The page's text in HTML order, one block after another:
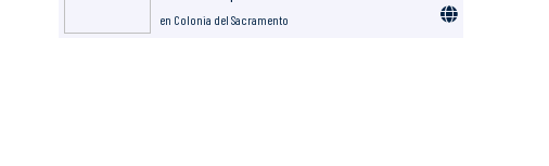
en Colonia del Sacramento